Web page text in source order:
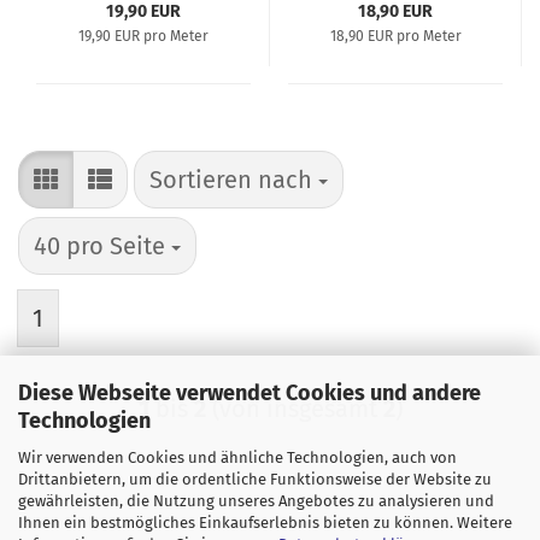
Diese Webseite verwendet Cookies und andere
Technologien
Wir verwenden Cookies und ähnliche Technologien, auch von
Drittanbietern, um die ordentliche Funktionsweise der Website zu
gewährleisten, die Nutzung unseres Angebotes zu analysieren und
Ihnen ein bestmögliches Einkaufserlebnis bieten zu können. Weitere
19,90 EUR
19,90 EUR pro Meter
18,90 EUR
18,90 EUR pro Meter
Sortieren nach
Sortieren nach
40 pro Seite
pro Seite
1
1bis2(von insgesamt2)